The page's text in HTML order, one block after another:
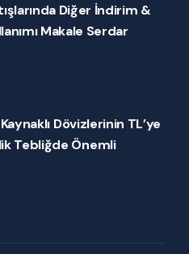
Diğer İndirim &
Makale Serdar
Dövizlerinin TL’ye
Tebliğde Önemli